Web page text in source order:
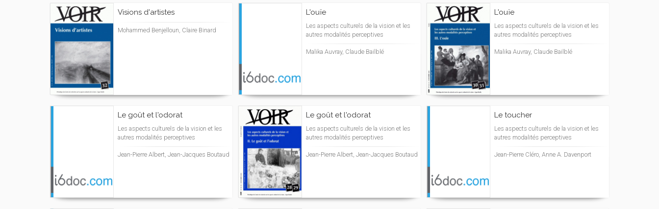
Visions d'artistes
Mohammed Benjelloun, Claire Binard
L'ouïe
Les aspects culturels de la vision et les
autres modalités perceptives
Malika Auvray, Claude Bailblé
L'ouïe
Les aspects culturels de la vision et les
autres modalités perceptives
Malika Auvray, Claude Bailblé
Le goût et l'odorat
Les aspects culturels de la vision et les
autres modalités perceptives
Jean-Pierre Albert, Jean-Jacques Boutaud
Le goût et l'odorat
Les aspects culturels de la vision et les
autres modalités perceptives
Jean-Pierre Albert, Jean-Jacques Boutaud
Le toucher
Les aspects culturels de la vision et les
autres modalités perceptives
Jean-Pierre Cléro, Anne A. Davenport